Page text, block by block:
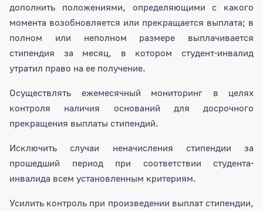
дополнить положениями, определяющими с какого
момента возобновляется или прекращается выплата; в
полном или неполном размере выплачивается
стипендия за месяц, в котором студент-инвалид
утратил право на ее получение.
Осуществлять ежемесячный мониторинг в целях
контроля наличия оснований для досрочного
прекращения выплаты стипендий.
Исключить случаи неначисления стипендии за
прошедший период при соответствии студента-
инвалида всем установленным критериям.
Усилить контроль при произведении выплат стипендии,